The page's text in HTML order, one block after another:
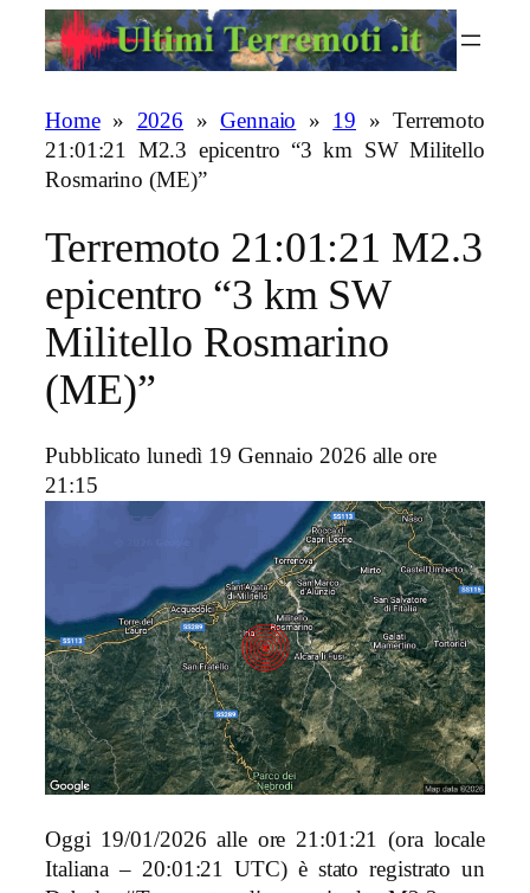
Home» 2026 » Gennaio » 19 » Terremoto
21:01:21 M2.3 epicentro “3 km SW Militello
Rosmarino (ME)”
Terremoto 21:01:21 M2.3
epicentro “3 km SW
Militello Rosmarino
(ME)”
Pubblicato lunedì 19 Gennaio 2026 alle ore
21:15
Oggi 19/01/2026 alle ore 21:01:21 (ora locale
Italiana – 20:01:21 UTC) è stato registrato un